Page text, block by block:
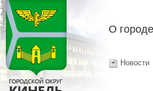
О городе
Новости